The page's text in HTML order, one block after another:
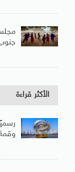
الأكثر قراءة
وقمة